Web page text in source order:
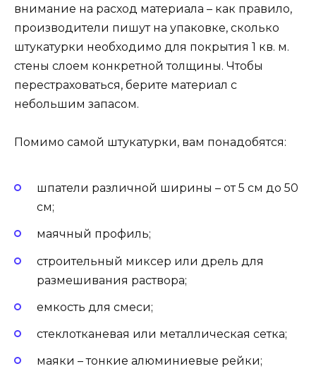
внимание на расход материала – как правило,
производители пишут на упаковке, сколько
штукатурки необходимо для покрытия 1 кв. м.
стены слоем конкретной толщины. Чтобы
перестраховаться, берите материал с
небольшим запасом.
Помимо самой штукатурки, вам понадобятся:
шпатели различной ширины – от 5 см до 50
см;
маячный профиль;
строительный миксер или дрель для
размешивания раствора;
емкость для смеси;
стеклотканевая или металлическая сетка;
маяки – тонкие алюминиевые рейки;